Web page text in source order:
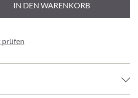
IN DEN WARENKORB
prüfen